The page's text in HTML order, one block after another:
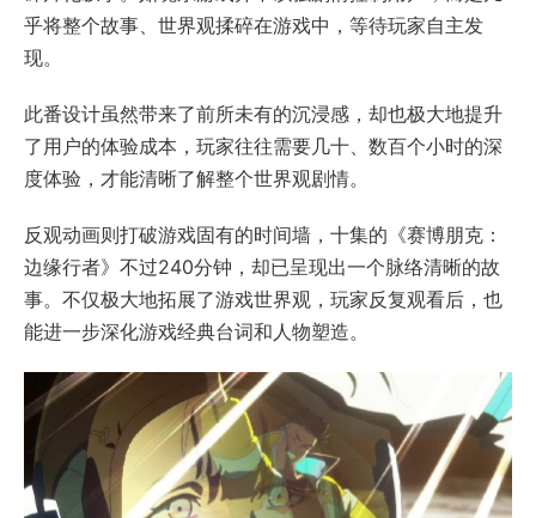
乎将整个故事、世界观揉碎在游戏中，等待玩家自主发
现。
此番设计虽然带来了前所未有的沉浸感，却也极大地提升
了用户的体验成本，玩家往往需要几十、数百个小时的深
度体验，才能清晰了解整个世界观剧情。
反观动画则打破游戏固有的时间墙，十集的《赛博朋克：
边缘行者》不过240分钟，却已呈现出一个脉络清晰的故
事。不仅极大地拓展了游戏世界观，玩家反复观看后，也
能进一步深化游戏经典台词和人物塑造。